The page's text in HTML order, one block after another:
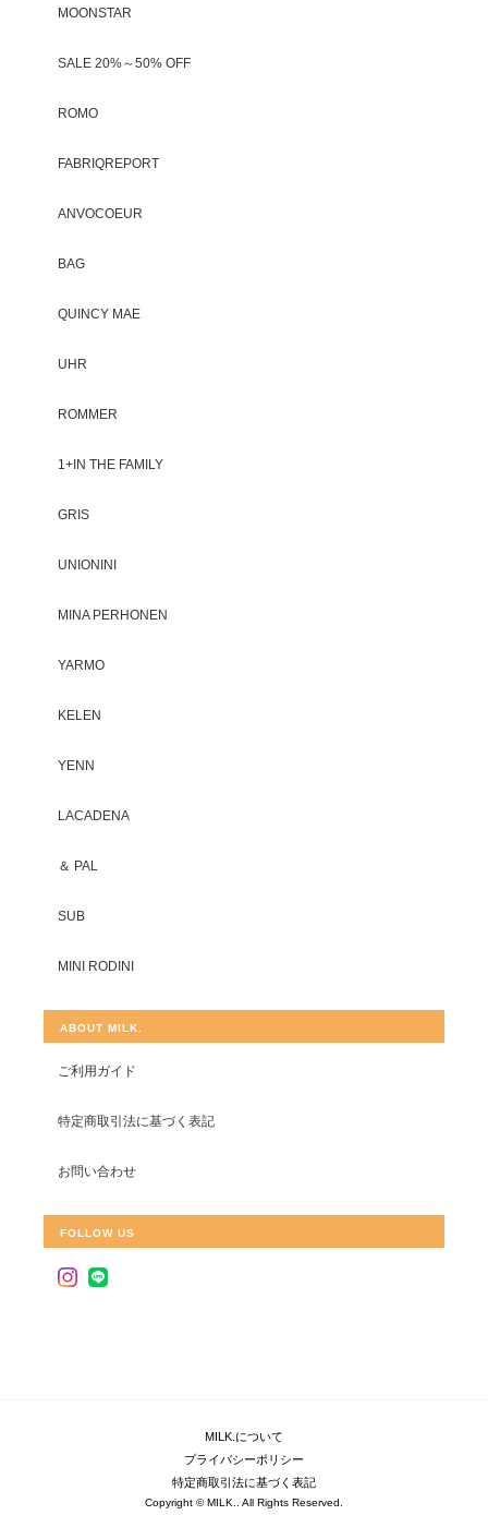
MOONSTAR
SALE 20%～50% OFF
ROMO
FABRIQREPORT
ANVOCOEUR
BAG
QUINCY MAE
UHR
ROMMER
1+IN THE FAMILY
GRIS
UNIONINI
MINA PERHONEN
YARMO
KELEN
YENN
LACADENA
＆ PAL
SUB
MINI RODINI
ABOUT MILK.
ご利用ガイド
特定商取引法に基づく表記
お問い合わせ
FOLLOW US
MILK.について
プライバシーポリシー
特定商取引法に基づく表記
Copyright © MILK.. All Rights Reserved.